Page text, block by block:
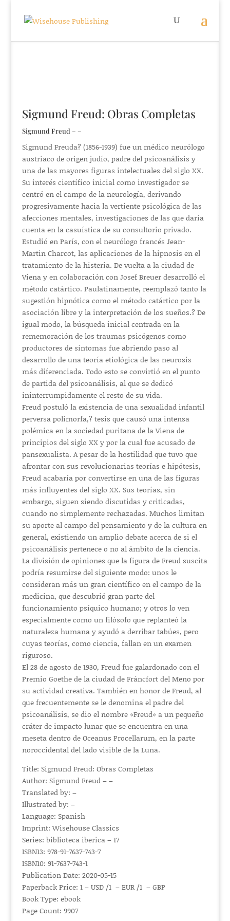
Sigmund Freud: Obras Completas
Sigmund Freud – –
Sigmund Freuda? (1856-1939) fue un médico neurólogo
austriaco de origen judío, padre del psicoanálisis y
una de las mayores figuras intelectuales del siglo XX.
Su interés científico inicial como investigador se
centró en el campo de la neurología, derivando
progresivamente hacia la vertiente psicológica de las
afecciones mentales, investigaciones de las que daría
cuenta en la casuística de su consultorio privado.
Estudió en París, con el neurólogo francés Jean-
Martin Charcot, las aplicaciones de la hipnosis en el
tratamiento de la histeria. De vuelta a la ciudad de
Viena y en colaboración con Josef Breuer desarrolló el
método catártico. Paulatinamente, reemplazó tanto la
sugestión hipnótica como el método catártico por la
asociación libre y la interpretación de los sueños.? De
igual modo, la búsqueda inicial centrada en la
rememoración de los traumas psicógenos como
productores de síntomas fue abriendo paso al
desarrollo de una teoría etiológica de las neurosis
más diferenciada. Todo esto se convirtió en el punto
de partida del psicoanálisis, al que se dedicó
ininterrumpidamente el resto de su vida.
Freud postuló la existencia de una sexualidad infantil
perversa polimorfa,? tesis que causó una intensa
polémica en la sociedad puritana de la Viena de
principios del siglo XX y por la cual fue acusado de
pansexualista. A pesar de la hostilidad que tuvo que
afrontar con sus revolucionarias teorías e hipótesis,
Freud acabaría por convertirse en una de las figuras
más influyentes del siglo XX. Sus teorías, sin
embargo, siguen siendo discutidas y criticadas,
cuando no simplemente rechazadas. Muchos limitan
su aporte al campo del pensamiento y de la cultura en
general, existiendo un amplio debate acerca de si el
psicoanálisis pertenece o no al ámbito de la ciencia.
La división de opiniones que la figura de Freud suscita
podría resumirse del siguiente modo: unos le
consideran más un gran científico en el campo de la
medicina, que descubrió gran parte del
funcionamiento psíquico humano; y otros lo ven
especialmente como un filósofo que replanteó la
naturaleza humana y ayudó a derribar tabúes, pero
cuyas teorías, como ciencia, fallan en un examen
riguroso.
El 28 de agosto de 1930, Freud fue galardonado con el
Premio Goethe de la ciudad de Fráncfort del Meno por
su actividad creativa. También en honor de Freud, al
que frecuentemente se le denomina el padre del
psicoanálisis, se dio el nombre «Freud» a un pequeño
cráter de impacto lunar que se encuentra en una
meseta dentro de Oceanus Procellarum, en la parte
noroccidental del lado visible de la Luna.
Title: Sigmund Freud: Obras Completas
Author: Sigmund Freud – –
Translated by: –
Illustrated by: –
Language: Spanish
Imprint: Wisehouse Classics
Series: biblioteca iberica – 17
ISBN13: 978-91-7637-743-7
ISBN10: 91-7637-743-1
Publication Date: 2020-05-15
Paperback Price: 1 – USD /1 – EUR /1 – GBP
Book Type: ebook
Page Count: 9907